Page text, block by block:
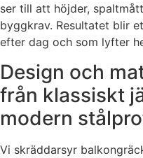
ser till att höjder,
byggkrav. Resultatet blir
efter dag och som lyfter
Design och
från klassiskt
modern
Vi skräddarsyr